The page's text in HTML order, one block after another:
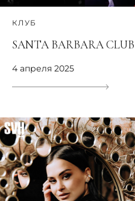
КЛУБ
SANTA BARBARA CLUB
4 апреля 2025